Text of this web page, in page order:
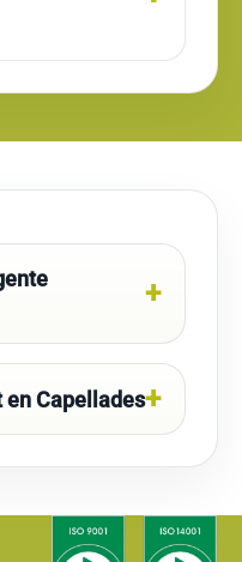
Capellades